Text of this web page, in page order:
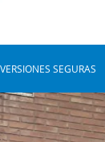
SEGURAS